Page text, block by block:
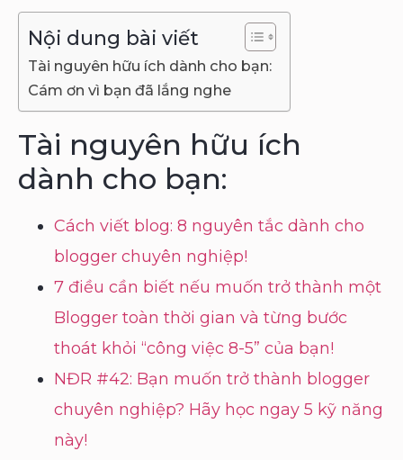
Nội dung bài viết
Tài nguyên hữu ích dành cho bạn:
Cám ơn vì bạn đã lắng nghe
Tài nguyên hữu ích
dành cho bạn:
Cách viết blog: 8 nguyên tắc dành cho
blogger chuyên nghiệp!
7 điều cần biết nếu muốn trở thành một
Blogger toàn thời gian và từng bước
thoát khỏi “công việc 8-5” của bạn!
NĐR #42: Bạn muốn trở thành blogger
chuyên nghiệp? Hãy học ngay 5 kỹ năng
này!